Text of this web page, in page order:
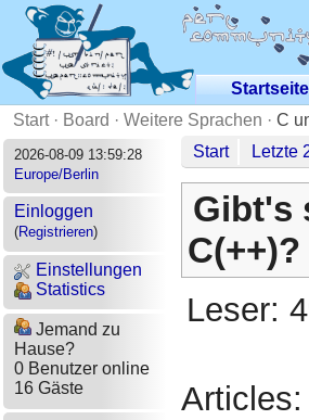
Startseite
Start· Board · Weitere Sprachen · C
2026-08-09 13:59:28
Europe/Berlin
Einloggen
(Registrieren)
Einstellungen
Statistics
Jemand zu
Hause?
0 Benutzer online
16 Gäste
Start Letzte
Gibt's
C(++)?
Leser:
Articles: